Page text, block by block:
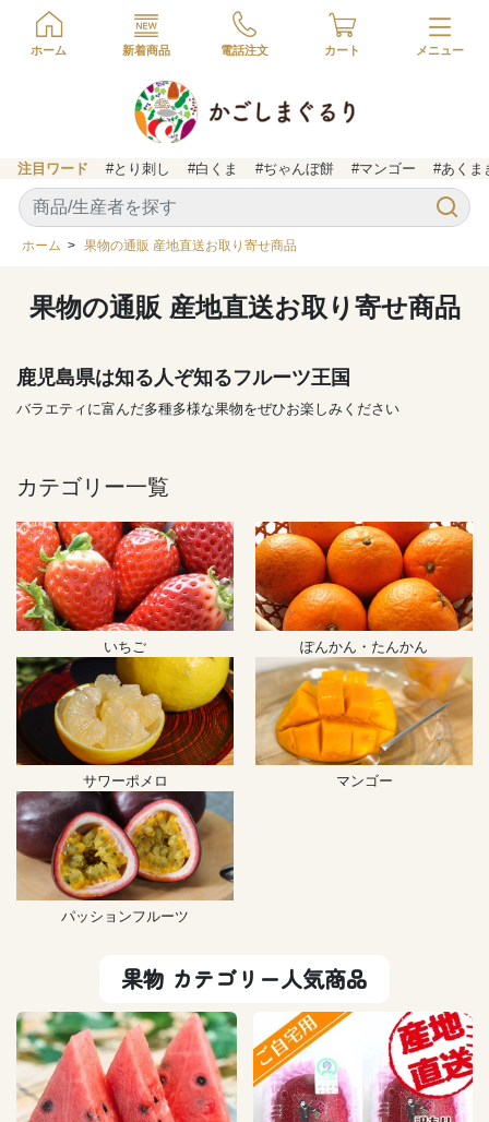
ホーム 新着商品 電話注文 カート
注目ワード #とり刺し #白くま #ぢゃんぼ餅 #マンゴー #あくま
ホーム > 果物の通販 産地直送お取り寄せ商品
果物の通販 産地直送お取り寄せ商品
鹿児島県は知る人ぞ知るフルーツ王国
バラエティに富んだ多種多様な果物をぜひお楽しみください
カテゴリー一覧
いちご ぽんかん・たんかん
サワーポメロ マンゴー
パッションフルーツ
果物 カテゴリー人気商品